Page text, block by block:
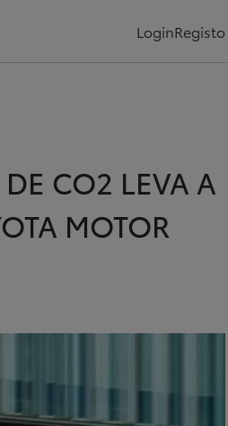
LoginRegisto
CO2 LEVA A
MOTOR